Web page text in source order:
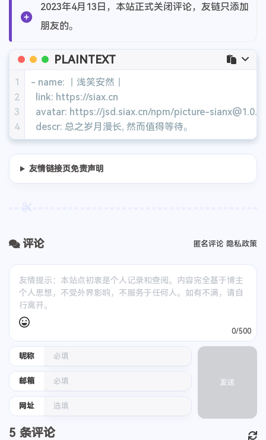
2023年4月13日，本站正式关闭评论，友链只添加
朋友的。
PLAINTEXT
1
2
3
4
- name: 丨浅笑安然丨
  link: https://siax.cn
avatar: https://jsd.siax.cn/npm/picture-
  descr: 总之岁月漫长, 然而值得等待。
友情链接页免责声明
评论 匿名评论 隐私政策
昵称
邮箱
网址
0/500
发送
5 条评论